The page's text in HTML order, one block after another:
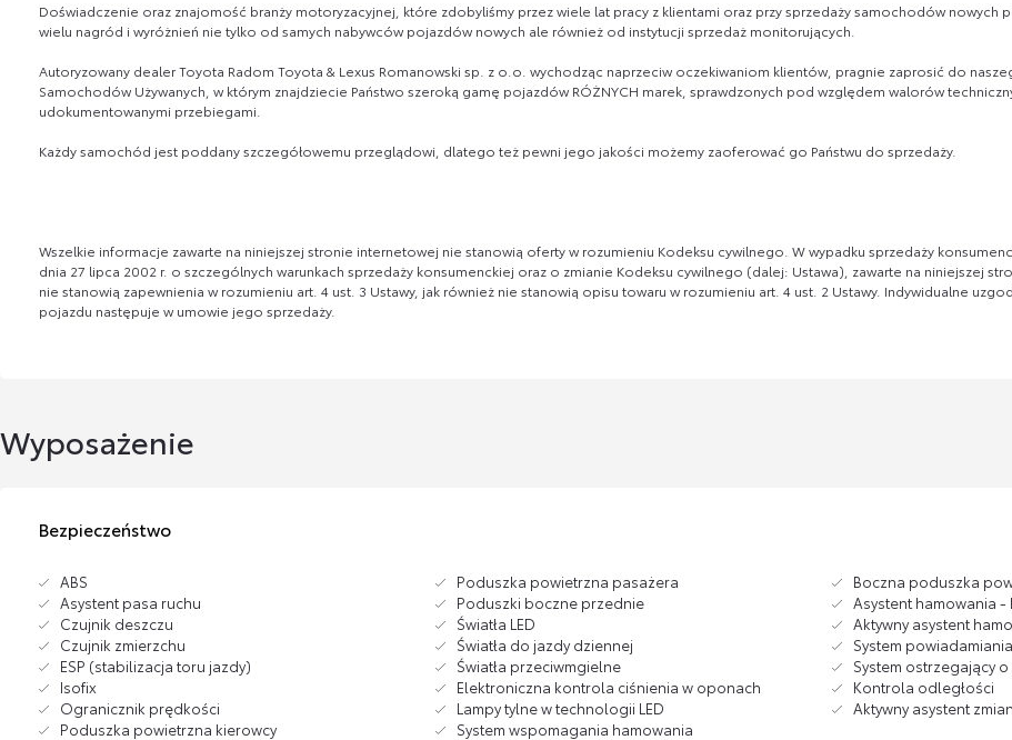
Doświadczenie oraz znajomość branży motoryzacyjnej, które zdobyliśmy przez wiele lat pracy z klientami oraz przy sprzedaży samochodów nowych
wielu nagród i wyróżnień nie tylko od samych nabywców pojazdów nowych ale również od instytucji sprzedaż monitorujących.
Autoryzowany dealer Toyota Radom Toyota & Lexus Romanowski sp. z o.o. wychodząc naprzeciw oczekiwaniom klientów, pragnie zaprosić do
Samochodów Używanych, w którym znajdziecie Państwo szeroką gamę pojazdów RÓŻNYCH marek, sprawdzonych pod względem walorów
udokumentowanymi przebiegami.
Każdy samochód jest poddany szczegółowemu przeglądowi, dlatego też pewni jego jakości możemy zaoferować go Państwu do sprzedaży.
Wszelkie informacje zawarte na niniejszej stronie internetowej nie stanowią oferty w rozumieniu Kodeksu cywilnego. W wypadku sprzedaży
dnia 27 lipca 2002 r. o szczególnych warunkach sprzedaży konsumenckiej oraz o zmianie Kodeksu cywilnego (dalej: Ustawa), zawarte na niniejszej
nie stanowią zapewnienia w rozumieniu art. 4 ust. 3 Ustawy, jak również nie stanowią opisu towaru w rozumieniu art. 4 ust. 2 Ustawy. Indywidualne
pojazdu następuje w umowie jego sprzedaży.
Wyposażenie
Bezpieczeństwo
ABS
Asystent pasa ruchu
Czujnik deszczu
Czujnik zmierzchu
ESP (stabilizacja toru jazdy)
Isofix
Ogranicznik prędkości
Poduszka powietrzna kierowcy
Poduszka powietrzna pasażera
Poduszki boczne przednie
Światła LED
Światła do jazdy dziennej
Światła przeciwmgielne
Elektroniczna kontrola ciśnienia w oponach
Lampy tylne w technologii LED
System wspomagania hamowania
Boczna poduszka
Asystent hamowania -
Aktywny asystent
System
System ostrzegający
Kontrola odległości
Aktywny asystent